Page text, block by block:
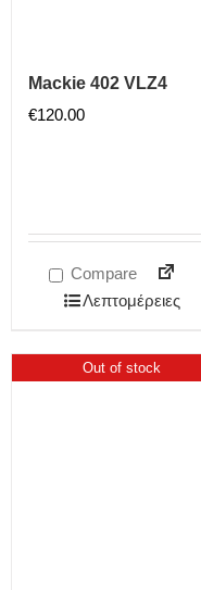
Mackie 402 VLZ4
€120.00
Compare
Λεπτομέρειες
Out of stock